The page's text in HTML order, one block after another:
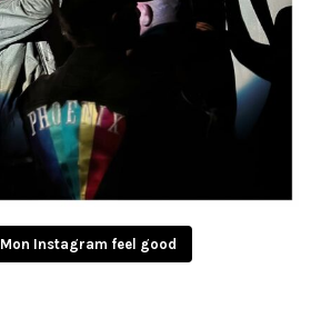
Mon Instagram feel good